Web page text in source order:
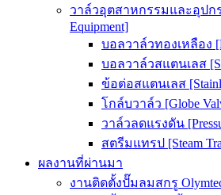
วาล์วอุตสาหกรรมและอุปก
Equipment]
บอลวาล์วทองเหลือง
บอลวาล์วสแตนเลส
ข้อต่อสแตนเลส
โกล์บวาล์ว [Globe
วาล์วลดแรงดัน
สตรีมแทรป [Steam
ผลงานที่ผ่านมา
งานติดตั้งปั๊มลมสกรู